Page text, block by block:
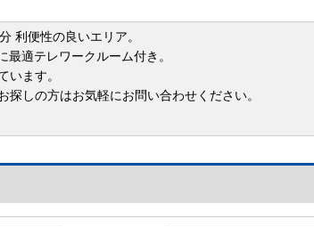
利便性の良いエリア。
適テレワークルーム付き。
います。
しの方はお気軽にお問い合わせください。